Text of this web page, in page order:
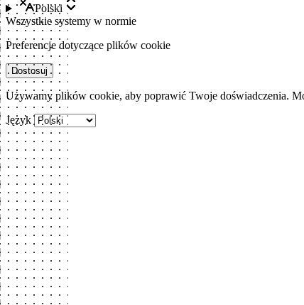
Polski
Wszystkie systemy w normie
Preferencje dotyczące plików cookie
Dostosuj
Używamy plików cookie, aby poprawić Twoje doświadczenia.
Język